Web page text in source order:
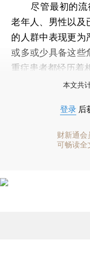
尽管最初的流
老年人、男性以及
的人群中表现更为
或多或少具备这些
重症患者都经历着
本文共
登录 后
财新通会
可畅读全